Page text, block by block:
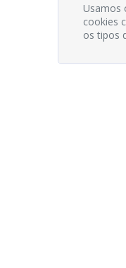
Usamos
cookies
os tipos